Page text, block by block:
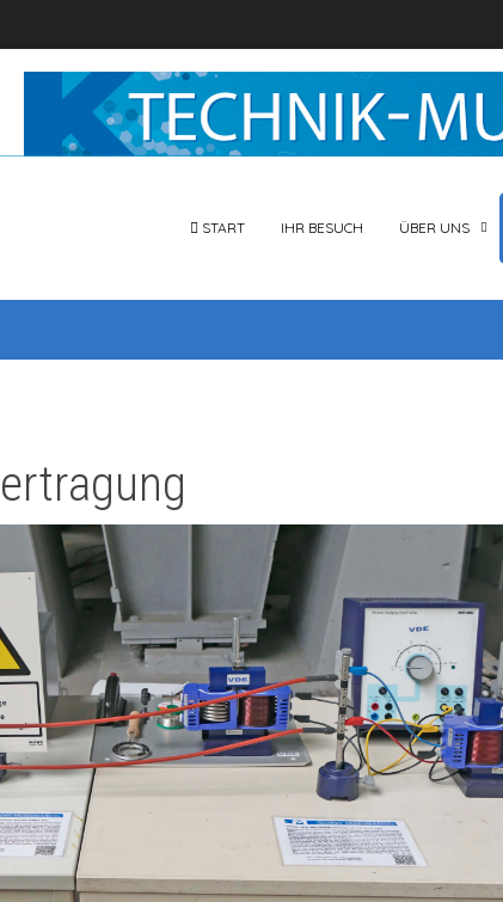
START IHR BESUCH ÜBER UNS